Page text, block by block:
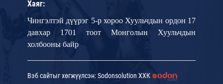
Хаяг:
Чингэлтэй дүүрэг 5-р хороо Хуульчдын ордон 17
давхар 1701 тоот Монголын Хуульчдын
холбооны байр
Вэб сайтыг хөгжүүлсэн: Sodonsolution ХХК